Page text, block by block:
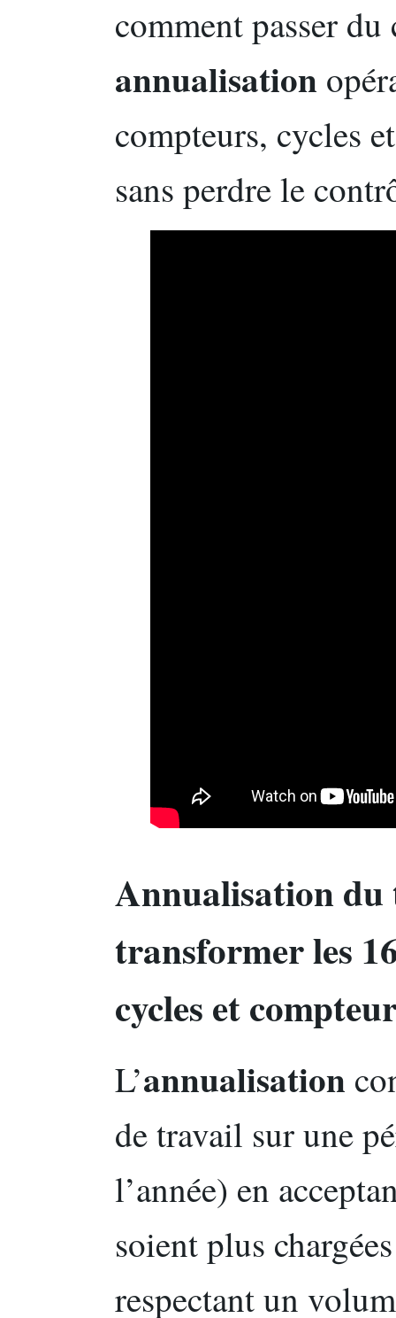
comment passer
annualisation
compteurs, cycles
sans perdre le
Annualisation du
transformer les
cycles et
L’annualisation
de travail sur une
l’année) en
soient plus
respectant un